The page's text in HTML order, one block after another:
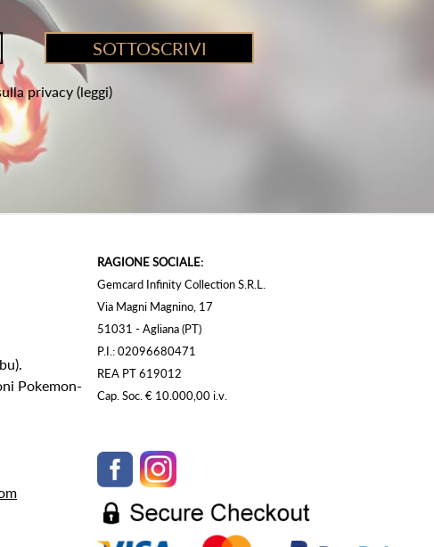
privacy (leggi)
Pokemon-
RAGIONE SOCIALE:
Gemcard Infinity Collection S.R.L.
Via Magni Magnino, 17
51031 - Agliana (PT)
P.I.: 02096680471
REA PT 619012
Cap. Soc. € 10.000,00 i.v.